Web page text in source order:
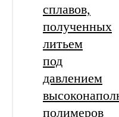
сплавов,
полученных
литьем
под
давлением
полимеров